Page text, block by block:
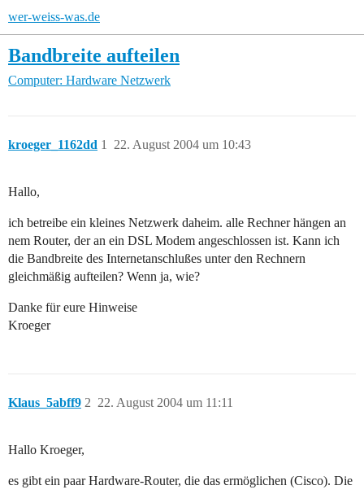
wer-weiss-was.de
Bandbreite aufteilen
Computer: Hardware Netzwerk
kroeger_1162dd 22. August 2004 um 10:43
1
Hallo,
ich betreibe ein kleines Netzwerk daheim. alle Rechner hängen an
nem Router, der an ein DSL Modem angeschlossen ist. Kann ich
die Bandbreite des Internetanschlußes unter den Rechnern
gleichmäßig aufteilen? Wenn ja, wie?
Danke für eure Hinweise
Kroeger
Klaus_5abff9 22. August 2004 um 11:11
2
Hallo Kroeger,
es gibt ein paar Hardware-Router, die das ermöglichen (Cisco). Die